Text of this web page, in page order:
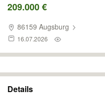
209.000 €
86159 Augsburg
16.07.2026
Details